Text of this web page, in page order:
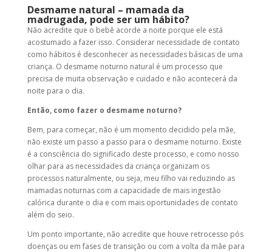
Desmame natural – mamada da
madrugada, pode ser um hábito?
Não acredite que o bebê acorde a noite porque ele está
acostumado a fazer isso. Considerar necessidade de contato
como hábitos é desconhecer as necessidades básicas de uma
criança. O desmame noturno natural é um processo que
precisa de muita observação e cuidado e não acontecerá da
noite para o dia.
Então, como fazer o desmame noturno?
Bem, para começar, não é um momento decidido pela mãe,
não existe um passo a passo para o desmame noturno. Existe
é a consciência do significado deste processo, e como nosso
olhar para as necessidades da criança organizam os
processos naturalmente, ou seja, meu filho vai reduzindo as
mamadas noturnas com a capacidade de mais ingestão
calórica durante o dia e com mais oportunidades de contato
além do seio.
Um ponto importante, não acredite que houve retrocesso pós
doenças ou em fases de transição ou com a volta da mãe para